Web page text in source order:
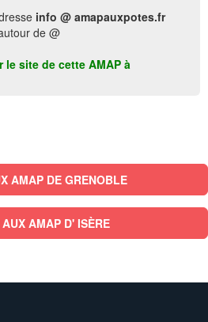
info @ amapauxpotes.fr
de @
site de cette AMAP à
AMAP DE GRENOBLE
AMAP D' ISÈRE